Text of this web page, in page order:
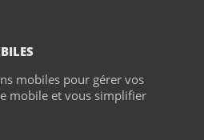
mobiles pour gérer vos
mobile et vous simplifier